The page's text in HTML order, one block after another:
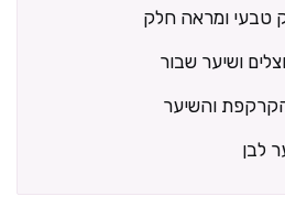
טבעי ומראה חלק
ושיער שבור
והשיער
לבן